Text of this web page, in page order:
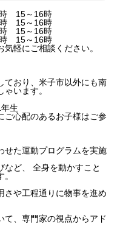
15～16時
15～16時
15～16時
15～16時
軽にご相談ください。
おり、米子市以外にも南
います。
生
心配のあるお子様はご参
せた運動プログラムを実施
など、 全身を動かすこと
さや工程通りに物事を進め
て、専門家の視点からアド